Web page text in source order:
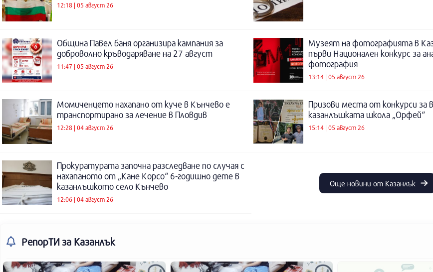
12:18 | 05 август 26
Община Павел баня организира кампания за
доброволно кръводаряване на 27 август
11:47 | 05 август 26
Музеят на фотографията в
първи Национален конкурс за
фотография
13:14 | 05 август 26
Момиченцето нахапано от куче в Кънчево е
транспортирано за лечение в Пловдив
12:28 | 04 август 26
Призови места от конкурси за
казанлъшката школа „Орфей“
15:14 | 05 август 26
Прокуратурата започна разследване по случая с
нахапаното от „Кане Корсо“ 6-годишно дете в
казанлъшкото село Кънчево
12:06 | 04 август 26
Още новини от Казанлък
РепорТИ за Казанлък